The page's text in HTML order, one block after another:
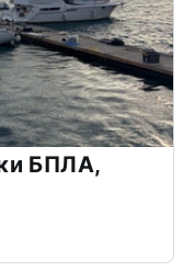
БПЛА,